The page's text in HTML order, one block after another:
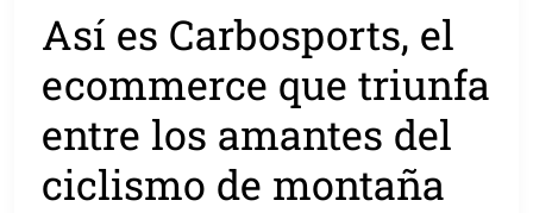
Así es Carbosports, el
ecommerce que triunfa
entre los amantes del
ciclismo de montaña